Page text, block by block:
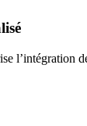
l’intégration